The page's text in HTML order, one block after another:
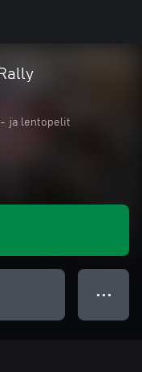
ja lentopelit
● ● ●